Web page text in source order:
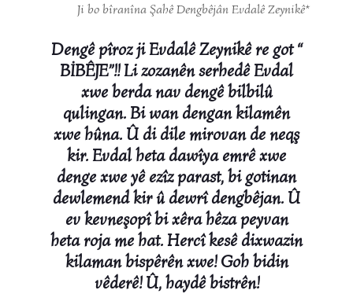
Ji bo bîranîna Şahê Dengbêjân Evdalê Zeynikê*
Dengê pîroz ji Evdalê Zeynikê re got “
BİBÊJE”!! Li zozanên serhedê Evdal
xwe berda nav dengê bilbilû
qulingan. Bi wan dengan kilamên
xwe hûna. Û di dile mirovan de neqş
kir. Evdal heta dawîya emrê xwe
denge xwe yê ezîz parast, bi gotinan
dewlemend kir û dewrî dengbêjan. Û
ev kevneşopî bi xêra hêza peyvan
heta roja me hat. Hercî kesê dixwazin
kilaman bispêrên xwe! Goh bidin
vêderê! Û, haydê bistrên!